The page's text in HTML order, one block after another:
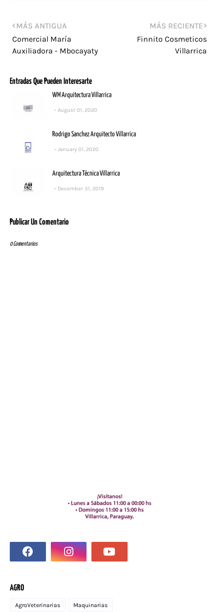
MÁS RECIENTE
Finnito Cosmeticos
Villarrica
MÁS ANTIGUA
Comercial María
Auxiliadora - Mbocayaty
Entradas Que Pueden Interesarte
WM Arquitectura Villarrica
August 01, 2020
Rodrigo Sanchez Arquitecto Villarrica
January 01, 2020
Arquitectura Técnica Villarrica
December 31, 2019
Publicar Un Comentario
0 Comentarios
AGRO
AgroVeterinarias Maquinarias